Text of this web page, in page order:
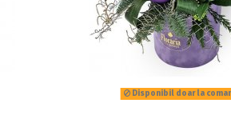
Disponibil doar la